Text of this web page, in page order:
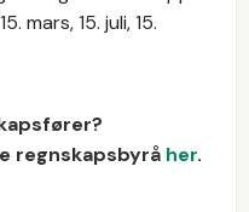
mars, 15. juli, 15.
regnskapsbyrå her.